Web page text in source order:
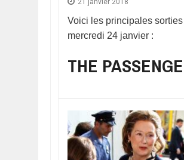
21 janvier 2018
Voici les principales sorties
mercredi 24 janvier :
THE